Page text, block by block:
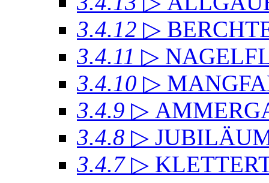
3.4.12 ▷
3.4.11 ▷
3.4.10 ▷
3.4.9 ▷
3.4.8 ▷
3.4.7 ▷